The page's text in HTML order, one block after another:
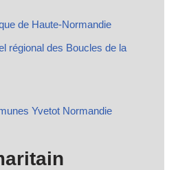
de Haute-Normandie
régional des Boucles de la
Yvetot Normandie